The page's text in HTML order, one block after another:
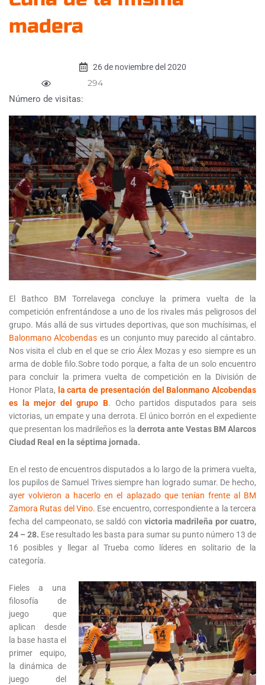
madera
26 de noviembre del 2020
Número de visitas:
294
El Bathco BM Torrelavega concluye la primera vuelta de la
competición enfrentándose a uno de los rivales más peligrosos del
grupo. Más allá de sus virtudes deportivas, que son muchísimas, el
Balonmano Alcobendas es un conjunto muy parecido al cántabro.
Nos visita el club en el que se crio Álex Mozas y eso siempre es un
arma de doble filo.Sobre todo porque, a falta de un solo encuentro
para concluir la primera vuelta de competición en la División de
Honor Plata, la carta de presentación del Balonmano Alcobendas
es la mejor del grupo B. Ocho partidos disputados para seis
victorias, un empate y una derrota. El único borrón en el expediente
que presentan los madrileños es la derrota ante Vestas BM Alarcos
Ciudad Real en la séptima jornada.
En el resto de encuentros disputados a lo largo de la primera vuelta,
los pupilos de Samuel Trives siempre han logrado sumar. De hecho,
ayer volvieron a hacerlo en el aplazado que tenían frente al BM
Zamora Rutas del Vino. Ese encuentro, correspondiente a la tercera
fecha del campeonato, se saldó con victoria madrileña por cuatro,
24 – 28. Ese resultado les basta para sumar su punto número 13 de
16 posibles y llegar al Trueba como líderes en solitario de la
categoría.
Fieles a una
filosofía de
juego que
aplican desde
la base hasta el
primer equipo,
la dinámica de
juego del